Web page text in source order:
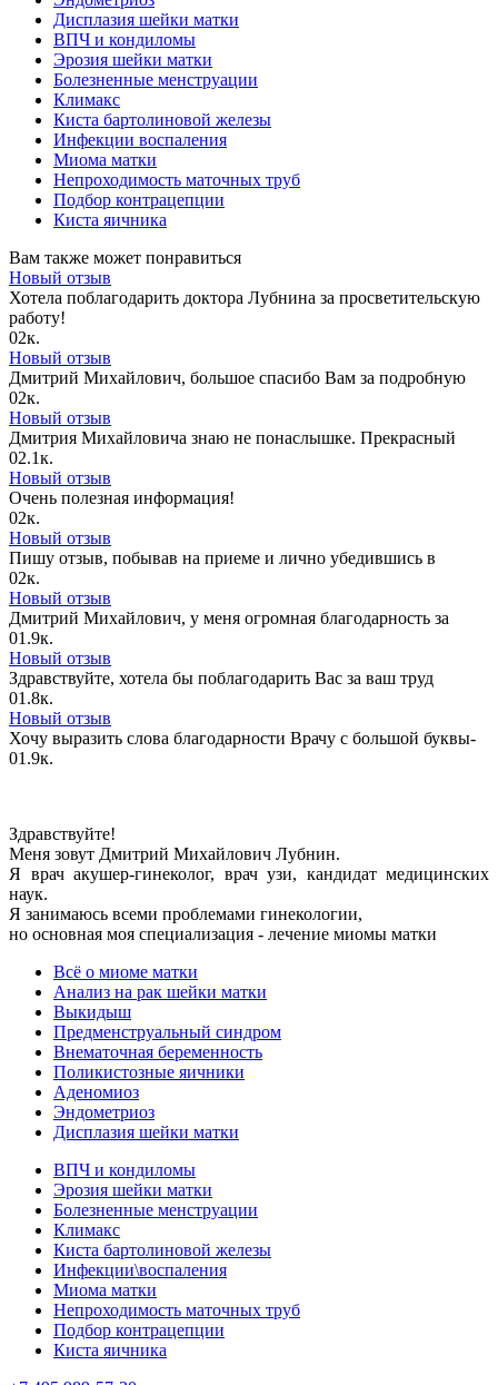
Дисплазия шейки матки
ВПЧ и кондиломы
Эрозия шейки матки
Болезненные менструации
Климакс
Киста бартолиновой железы
Инфекции воспаления
Миома матки
Непроходимость маточных труб
Подбор контрацепции
Киста яичника
Вам также может понравиться
Новый отзыв
Хотела поблагодарить доктора Лубнина за просветительскую
работу!
02к.
Новый отзыв
Дмитрий Михайлович, большое спасибо Вам за подробную
02к.
Новый отзыв
Дмитрия Михайловича знаю не понаслышке. Прекрасный
02.1к.
Новый отзыв
Очень полезная информация!
02к.
Новый отзыв
Пишу отзыв, побывав на приеме и лично убедившись в
02к.
Новый отзыв
Дмитрий Михайлович, у меня огромная благодарность за
01.9к.
Новый отзыв
Здравствуйте, хотела бы поблагодарить Вас за ваш труд
01.8к.
Новый отзыв
Хочу выразить слова благодарности Врачу с большой буквы-
01.9к.
Здравствуйте!
Меня зовут Дмитрий Михайлович Лубнин.
Я врач акушер-гинеколог, врач узи, кандидат медицинских
наук.
Я занимаюсь всеми проблемами гинекологии,
но основная моя специализация - лечение миомы матки
Всё о миоме матки
Анализ на рак шейки матки
Выкидыш
Предменструальный синдром
Внематочная беременность
Поликистозные яичники
Аденомиоз
Эндометриоз
Дисплазия шейки матки
ВПЧ и кондиломы
Эрозия шейки матки
Болезненные менструации
Климакс
Киста бартолиновой железы
Инфекции\воспаления
Миома матки
Непроходимость маточных труб
Подбор контрацепции
Киста яичника